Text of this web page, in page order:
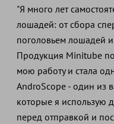
"Я много лет
лошадей: от сбора
поголовьем лошадей
Продукция Minitube
мою работу и стала
AndroScope - один из
которые я использую
перед отправкой и